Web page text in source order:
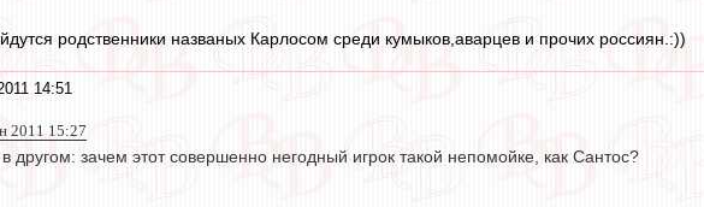
родственники названых Карлосом среди кумыков,аварцев и прочих россиян.:))
14:51
2011 15:27
другом: зачем этот совершенно негодный игрок такой непомойке, как Сантос?